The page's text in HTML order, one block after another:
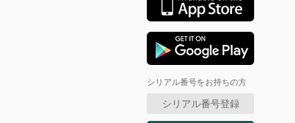
シリアル番号をお持ちの方
シリアル番号登録